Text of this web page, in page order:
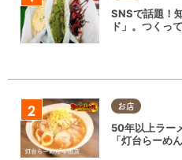
SNSで話題！
ド」。つくっ
お店
50年以上ラー
「灯台らーめ